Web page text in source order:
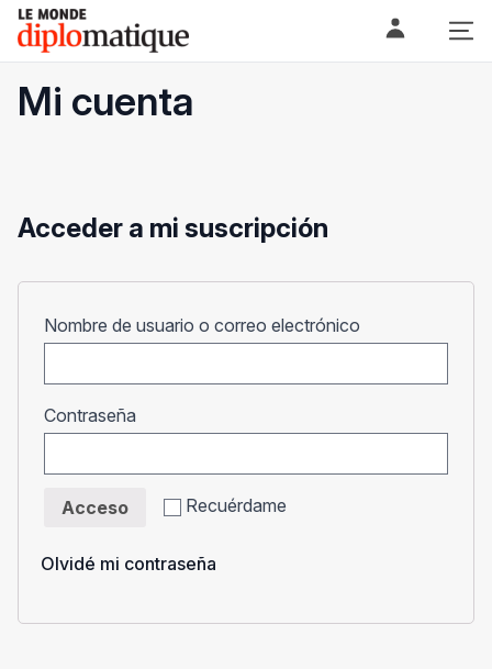
Skip
content
Le monde diplomatique
Mi cuenta
Acceder a mi suscripción
Nombre de usuario o correo electrónico
Contraseña
Recuérdame
Acceso
Olvidé mi contraseña